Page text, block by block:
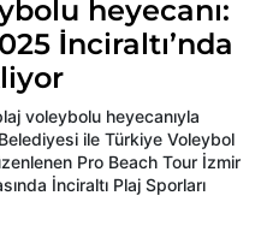
heyecanı:
İnciraltı’nda
voleybolu heyecanıyla
ile Türkiye Voleybol
Pro Beach Tour İzmir
İnciraltı Plaj Sporları